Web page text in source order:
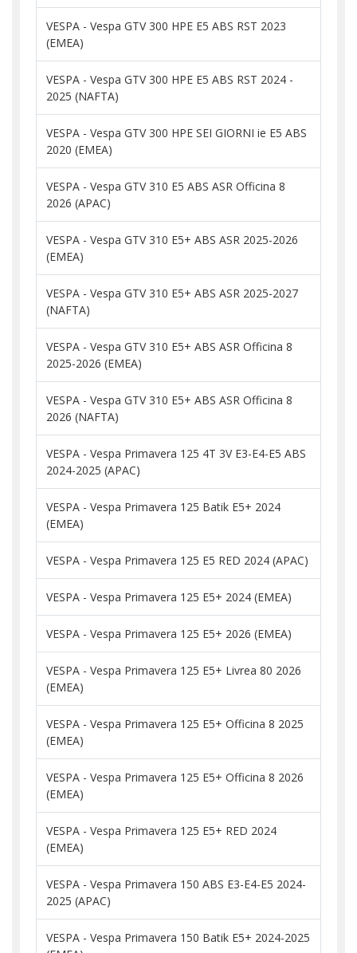
VESPA - Vespa GTV 300 HPE E5 ABS RST 2023
(EMEA)
VESPA - Vespa GTV 300 HPE E5 ABS RST 2024 -
2025 (NAFTA)
VESPA - Vespa GTV 300 HPE SEI GIORNI ie E5 ABS
2020 (EMEA)
VESPA - Vespa GTV 310 E5 ABS ASR Officina 8
2026 (APAC)
VESPA - Vespa GTV 310 E5+ ABS ASR 2025-2026
(EMEA)
VESPA - Vespa GTV 310 E5+ ABS ASR 2025-2027
(NAFTA)
VESPA - Vespa GTV 310 E5+ ABS ASR Officina 8
2025-2026 (EMEA)
VESPA - Vespa GTV 310 E5+ ABS ASR Officina 8
2026 (NAFTA)
VESPA - Vespa Primavera 125 4T 3V E3-E4-E5 ABS
2024-2025 (APAC)
VESPA - Vespa Primavera 125 Batik E5+ 2024
(EMEA)
VESPA - Vespa Primavera 125 E5 RED 2024 (APAC)
VESPA - Vespa Primavera 125 E5+ 2024 (EMEA)
VESPA - Vespa Primavera 125 E5+ 2026 (EMEA)
VESPA - Vespa Primavera 125 E5+ Livrea 80 2026
(EMEA)
VESPA - Vespa Primavera 125 E5+ Officina 8 2025
(EMEA)
VESPA - Vespa Primavera 125 E5+ Officina 8 2026
(EMEA)
VESPA - Vespa Primavera 125 E5+ RED 2024
(EMEA)
VESPA - Vespa Primavera 150 ABS E3-E4-E5 2024-
2025 (APAC)
VESPA - Vespa Primavera 150 Batik E5+ 2024-2025